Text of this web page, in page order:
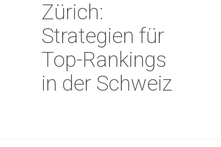
Zürich:
Strategien für
Top-Rankings
in der Schweiz